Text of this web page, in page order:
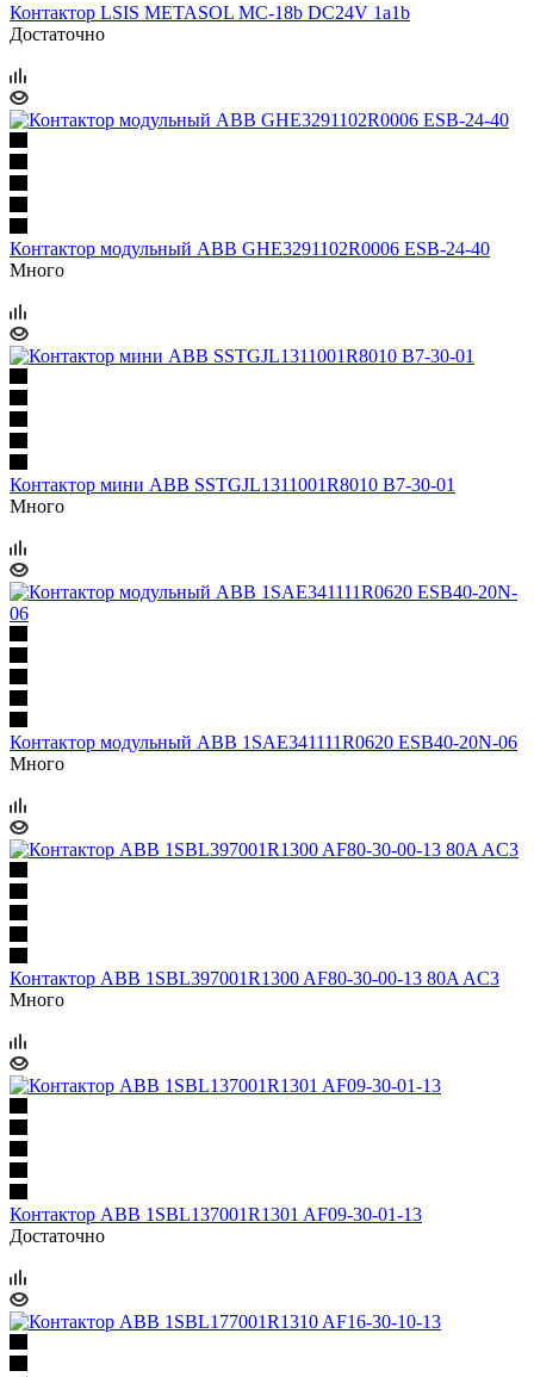
Контактор LSIS METASOL MC-18b DC24V 1a1b
Достаточно
Контактор модульный ABB GHE3291102R0006 ESB-24-40
Много
Контактор мини ABB SSTGJL1311001R8010 B7-30-01
Много
Контактор модульный ABB 1SAE341111R0620 ESB40-20N-06
Много
Контактор ABB 1SBL397001R1300 AF80-30-00-13 80A AC3
Много
Контактор ABB 1SBL137001R1301 AF09-30-01-13
Достаточно